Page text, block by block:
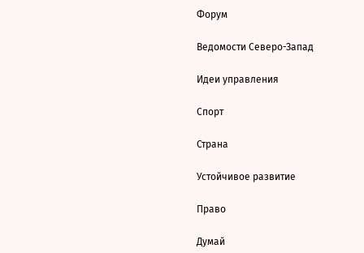
Форум
Ведомости Северо-Запад
Идеи управления
Спорт
Страна
Устойчивое развитие
Право
Думай